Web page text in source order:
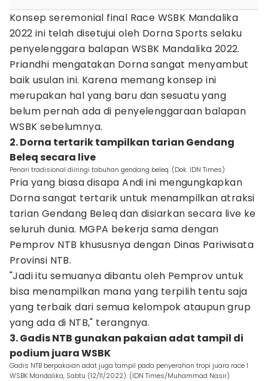
Konsep seremonial final Race WSBK Mandalika
2022 ini telah disetujui oleh Dorna Sports selaku
penyelenggara balapan WSBK Mandalika 2022.
Priandhi mengatakan Dorna sangat menyambut
baik usulan ini. Karena memang konsep ini
merupakan hal yang baru dan sesuatu yang
belum pernah ada di penyelenggaraan balapan
WSBK sebelumnya.
2. Dorna tertarik tampilkan tarian Gendang
Beleq secara live
Penari tradisional diiringi tabuhan gendang beleq. (Dok. IDN Times)
Pria yang biasa disapa Andi ini mengungkapkan
Dorna sangat tertarik untuk menampilkan atraksi
tarian Gendang Beleq dan disiarkan secara live ke
seluruh dunia. MGPA bekerja sama dengan
Pemprov NTB khususnya dengan Dinas Pariwisata
Provinsi NTB.
"Jadi itu semuanya dibantu oleh Pemprov untuk
bisa menampilkan mana yang terpilih tentu saja
yang terbaik dari semua kelompok ataupun grup
yang ada di NTB," terangnya.
3. Gadis NTB gunakan pakaian adat tampil di
podium juara WSBK
Gadis NTB berpakaian adat juga tampil pada penyerahan tropi juara race 1
WSBK Mandalika, Sabtu (12/11/2022). (IDN Times/Muhammad Nasir)